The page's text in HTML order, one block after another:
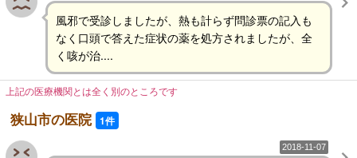
風邪で受診しましたが、熱も計らず問診票の記入も
なく口頭で答えた症状の薬を処方されましたが、全
く咳が治....
上記の医療機関とは全く別のところです
狭山市の医院 1件
2018-11-07